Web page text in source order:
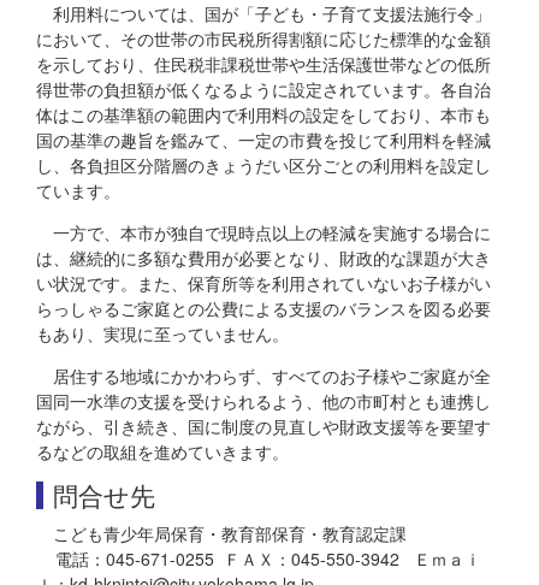
利用料については、国が「子ども・子育て支援法施行令」
において、その世帯の市民税所得割額に応じた標準的な金額
を示しており、住民税非課税世帯や生活保護世帯などの低所
得世帯の負担額が低くなるように設定されています。各自治
体はこの基準額の範囲内で利用料の設定をしており、本市も
国の基準の趣旨を鑑みて、一定の市費を投じて利用料を軽減
し、各負担区分階層のきょうだい区分ごとの利用料を設定し
ています。
一方で、本市が独自で現時点以上の軽減を実施する場合に
は、継続的に多額な費用が必要となり、財政的な課題が大き
い状況です。また、保育所等を利用されていないお子様がい
らっしゃるご家庭との公費による支援のバランスを図る必要
もあり、実現に至っていません。
居住する地域にかかわらず、すべてのお子様やご家庭が全
国同一水準の支援を受けられるよう、他の市町村とも連携し
ながら、引き続き、国に制度の見直しや財政支援等を要望す
るなどの取組を進めていきます。
問合せ先
こども青少年局保育・教育部保育・教育認定課
電話：045-671-0255 ＦＡＸ：045-550-3942 Ｅｍａｉ